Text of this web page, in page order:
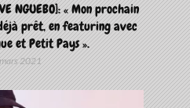
NGUEBO]: « Mon prochain
prêt, en featuring avec
et Petit Pays ».
2021